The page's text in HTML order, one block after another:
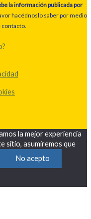
la información publicada por
hacédnoslo saber por medio
la mejor experiencia
sitio, asumiremos que
No acepto